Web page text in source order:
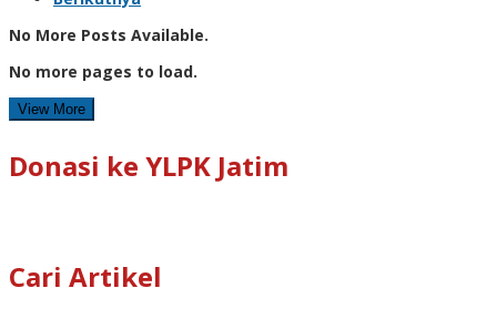
No More Posts Available.
No more pages to load.
View More
Donasi ke YLPK Jatim
Cari Artikel